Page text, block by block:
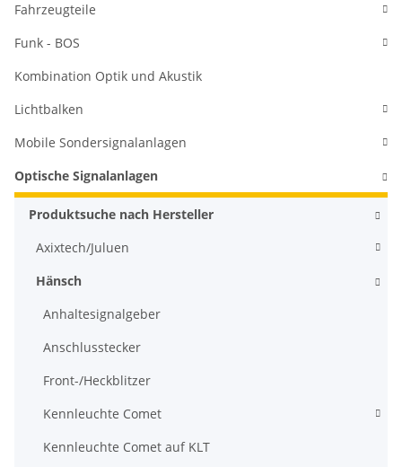
Fahrzeugteile
Funk - BOS
Kombination Optik und Akustik
Lichtbalken
Mobile Sondersignalanlagen
Optische Signalanlagen
Produktsuche nach Hersteller
Axixtech/Juluen
Hänsch
Anhaltesignalgeber
Anschlusstecker
Front-/Heckblitzer
Kennleuchte Comet
Kennleuchte Comet auf KLT